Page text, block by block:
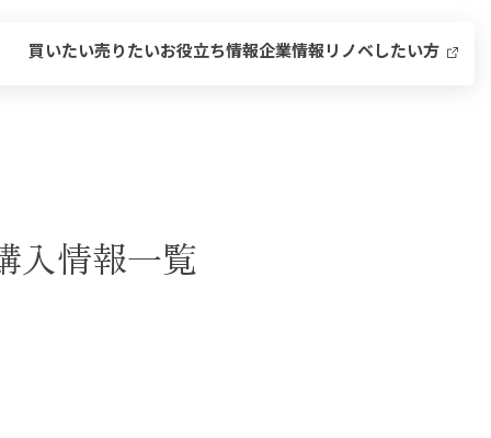
買いたい売りたいお役立ち情報企業情報リノベしたい方
入情報一覧